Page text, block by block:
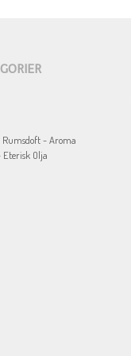
- Aroma
Olja